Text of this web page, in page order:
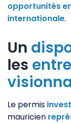
opportunités
internationale.
Un
les
Le permis
mauricien